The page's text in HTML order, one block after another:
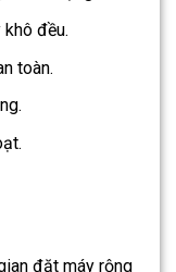
đều.
toàn.
đặt máy rộng